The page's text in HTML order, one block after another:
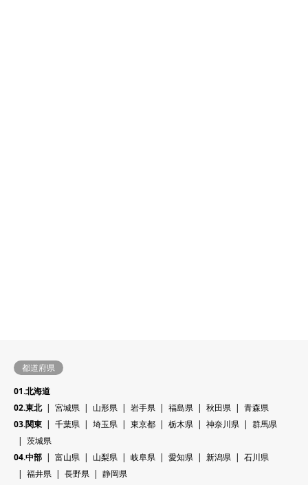
都道府県
01.北海道
02.東北
宮城県 山形県 岩手県 福島県 秋田県
青森県
03.関東
千葉県 埼玉県 東京都 栃木県 神奈川県
群馬県
茨城県
04.中部
富山県 山梨県 岐阜県 愛知県 新潟県
石川県
福井県
長野県
静岡県